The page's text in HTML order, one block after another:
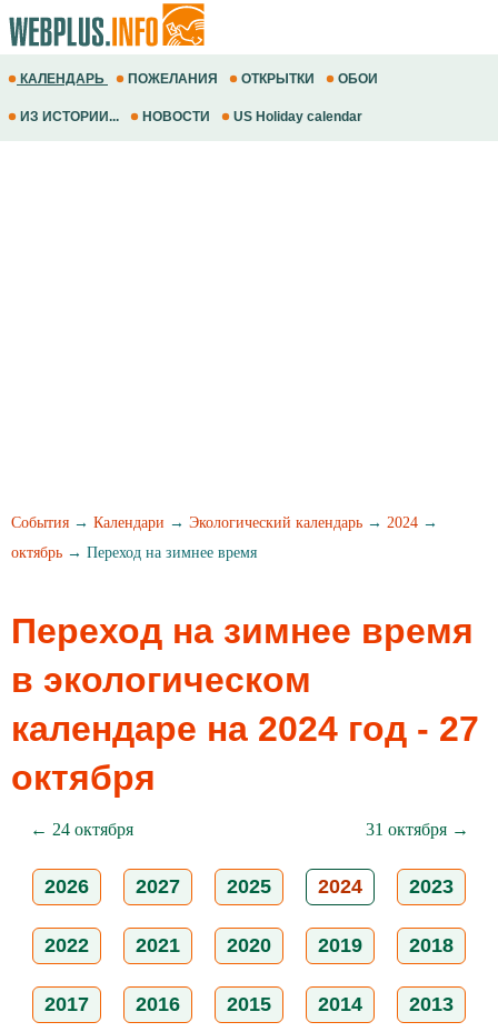
КАЛЕНДАРЬ ПОЖЕЛАНИЯ ОТКРЫТКИ ОБОИ
ИЗ ИСТОРИИ... НОВОСТИ US Holiday calendar
События → Календари → Экологический календарь → 2024 →
октябрь → Переход на зимнее время
Переход на зимнее время
в экологическом
календаре на 2024 год - 27
октября
← 24 октября 31 октября →
2026 2027 2025 2024 2023
2022 2021 2020 2019 2018
2017 2016 2015 2014 2013